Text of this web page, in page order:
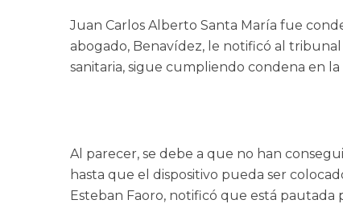
Juan Carlos Alberto Santa María fue
abogado, Benavídez, le notificó al
sanitaria, sigue cumpliendo condena en la
Al parecer, se debe a que no han
hasta que el dispositivo pueda ser
Esteban Faoro, notificó que está pautada